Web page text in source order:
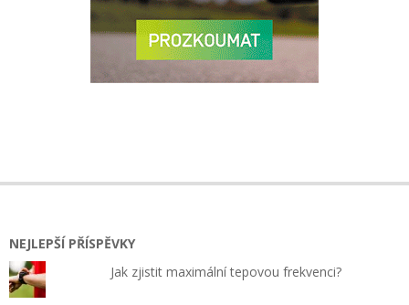
NEJLEPŠÍ PŘÍSPĚVKY
Jak zjistit maximální tepovou frekvenci?